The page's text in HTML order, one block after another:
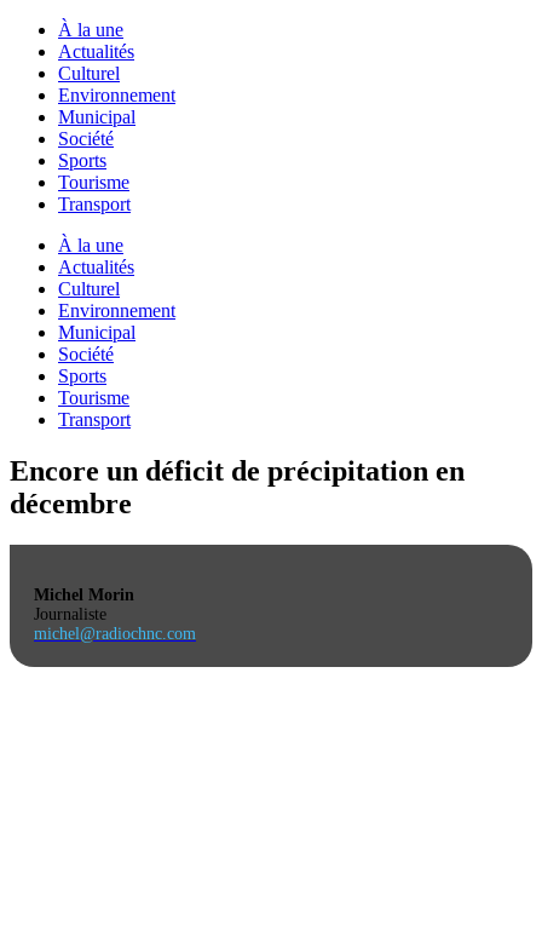
À la une
Actualités
Culturel
Environnement
Municipal
Société
Sports
Tourisme
Transport
À la une
Actualités
Culturel
Environnement
Municipal
Société
Sports
Tourisme
Transport
Encore un déficit de précipitation en
décembre
Michel Morin
Journaliste
michel@radiochnc.com